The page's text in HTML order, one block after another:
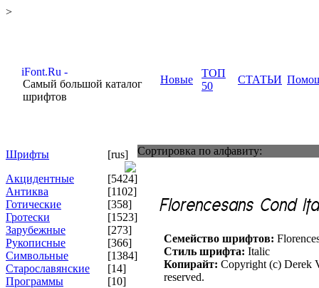
>
Самый большой каталог
шрифтов
Новые
ТОП
50
СТАТЬИ
Шрифты
[rus]
Акцидентные
[5424]
Антиква
[1102]
Готические
[358]
Гротески
[1523]
Зарубежные
[273]
Рукописные
[366]
Символьные
[1384]
Старославянские
[14]
Программы
[10]
Сортировка по алфавиту:
Семейство шрифтов:
Стиль шрифта: Italic
Копирайт: Copyright (c) Derek
reserved.